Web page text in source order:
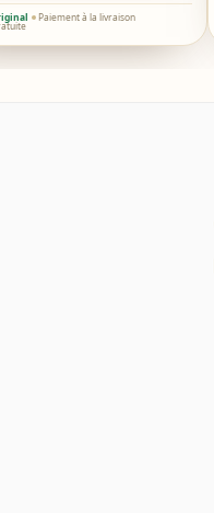
Paiement à la livraison